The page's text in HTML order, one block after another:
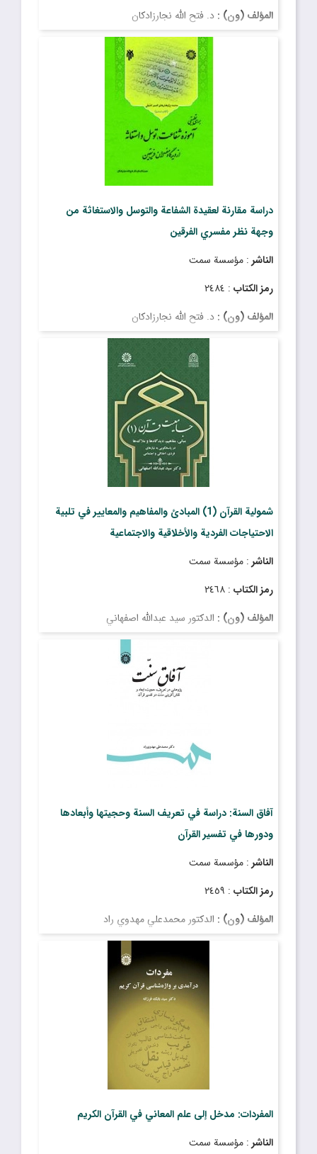
المؤلف (ون) : د. فتح الله نجارزادكان
دراسة مقارنة لعقيدة الشفاعة والتوسل والاستغاثة من
وجهة نظر مفسري الفرقين
الناشر : مؤسسة سمت
رمز الكتاب : ٢٤٨٤
المؤلف (ون) : د. فتح الله نجارزادكان
شمولية القرآن (1) المبادئ والمفاهيم والمعايير في تلبية
الاحتياجات الفردية والأخلاقية والاجتماعية
الناشر : مؤسسة سمت
رمز الكتاب : ٢٤٦٨
المؤلف (ون) : الدكتور سيد عبدالله اصفهاني
آفاق السنة: دراسة في تعريف السنة وحجيتها وأبعادها
ودورها في تفسير القرآن
الناشر : مؤسسة سمت
رمز الكتاب : ٢٤٥٩
المؤلف (ون) : الدكتور محمدعلي مهدوي راد
المفردات: مدخل إلى علم المعاني في القرآن الكريم
الناشر : مؤسسة سمت